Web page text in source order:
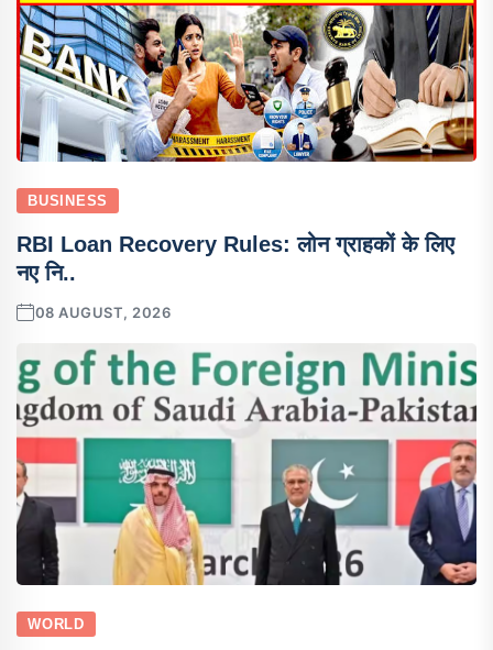
BUSINESS
RBI Loan Recovery Rules: लोन ग्राहकों के लिए
नए नि..
08 AUGUST, 2026
WORLD